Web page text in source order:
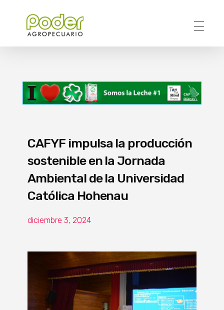
CAFYF impulsa la producción
sostenible en la Jornada
Ambiental de la Universidad
Católica Hohenau
diciembre 3, 2024